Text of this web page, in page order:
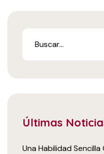
Últimas
Una Habilidad